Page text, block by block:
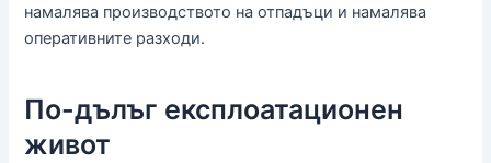
намалява производството на отпадъци и намалява
оперативните разходи.
По-дълъг експлоатационен
живот